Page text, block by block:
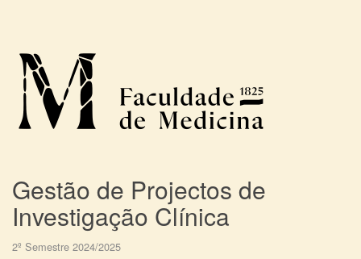
Gestão de Projectos de
Investigação Clínica
2º Semestre 2024/2025